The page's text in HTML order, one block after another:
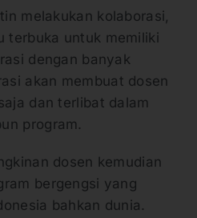
melakukan kolaborasi,
terbuka untuk memiliki
dengan banyak
akan membuat dosen
dan terlibat dalam
program.
dosen kemudian
bergengsi yang
bahkan dunia.